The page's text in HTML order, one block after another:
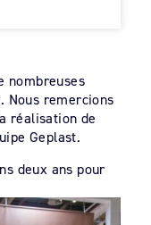
nombreuses
Nous remercions
réalisation de
Geplast.
deux ans pour